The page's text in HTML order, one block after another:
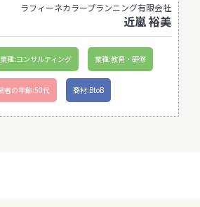
ラフィーネカラープランニング有限会社
近嵐 裕美
業種:コンサルティング 業種:教育・研修
者の年齢:50代 商材:BtoB